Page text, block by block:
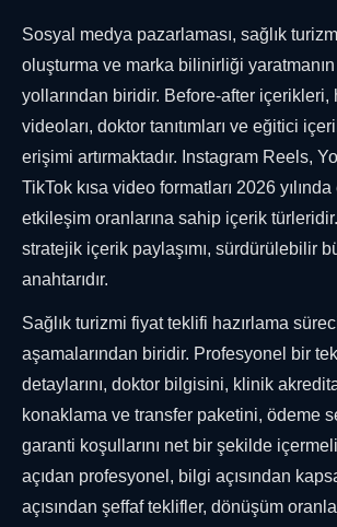
Sosyal medya pazarlaması, sağlık
oluşturma ve marka bilinirliği
yollarından biridir. Before-after içerikleri,
videoları, doktor tanıtımları ve eğitici
erişimi artırmaktadır. Instagram Reels,
TikTok kısa video formatları 2026
etkileşim oranlarına sahip içerik
stratejik içerik paylaşımı, sürdürülebilir
anahtarıdır.
Sağlık turizmi fiyat teklifi hazırlama
aşamalarından biridir. Profesyonel bir
detaylarını, doktor bilgisini, klinik
konaklama ve transfer paketini, ödeme
garanti koşullarını net bir şekilde
açıdan profesyonel, bilgi açısından
açısından şeffaf teklifler, dönüşüm